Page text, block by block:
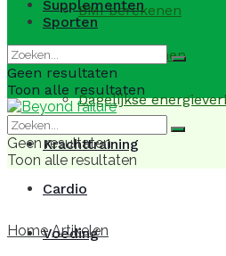
BMI berekenen
BMR berekenen
Dagelijkse
Krachttraining
Cardio
Voeding
Supplementen
Sporten
Geen resultaten
Toon alle resultaten
Geen resultaten
Toon alle resultaten
Home Artikelen